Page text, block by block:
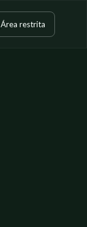
Área restrita